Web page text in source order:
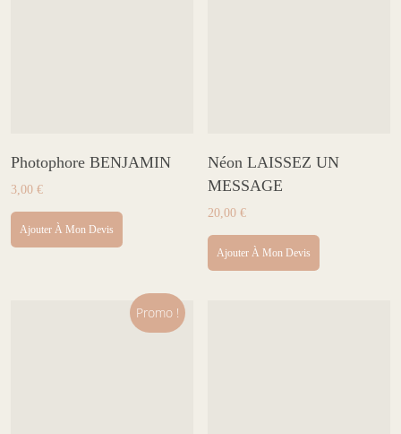
Photophore BENJAMIN
3,00 €
Ajouter À Mon Devis
Néon LAISSEZ UN
MESSAGE
20,00€
Ajouter À Mon Devis
Promo !